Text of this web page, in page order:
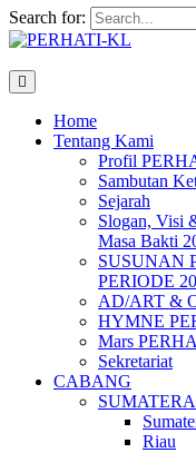
Search for:
Home
Tentang Kami
Profil
Sambutan
Sejarah
Slogan, Visi
Masa Bakti
SUSUNAN
PERIODE
AD/ART &
HYMNE
Mars
Sekretariat
CABANG
SUMATERA
Riau